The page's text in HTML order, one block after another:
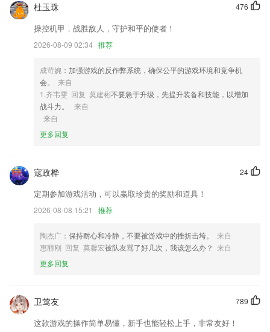
1,查看教材全解资料，发现更多简便的解题方式；
2,通过检测出使手机发热的软件，并建议在不使用的情况下关闭软件，帮
你什么是重要的；
4,题库新:实时更新,2020新规题库
5,全新版本
6,增加老师的评价
富亚综合app软件优势
全面。
2.无论你是初学者还是准备考级的人员，都可以使用
3.各类职业资格考试培训、教育、技能提升用户体验一站式服务。
5.为玩家设置的围棋等级用户，能够通过不断的对弈获胜提升等级
6.简单的线条勾勒出最美的画作。视频展示和图片分步展示，让用户立刻
富亚综合app更新了什么?
大量车辆定位点聚合成实时路况，实时变化的车流颜色即代表了道路的实
时情况；
476
杜玉珠
操控机甲，战胜敌人，守护和平的使者！
2026-08-09 02:34 推荐
成苛婉 ：加强游戏的反作弊系统，确保公平的游戏环境和竞争机
会。
来自
1.齐韦雯 回复 莫建彬不要急于升级，先提升装备和技能，以增加
战斗力。
来自
来自
更多回复
24
寇政桦
定期参加游戏活动，可以赢取珍贵的奖励和道具！
2026-08-08 15:21 推荐
陶杰广 ：保持耐心和冷静，不要被游戏中的挫折击垮。
来自
惠丽刚 回复 莫馨宏被队友骂了好几次，我该怎么办？ 来自
更多回复
789
卫莺友
这款游戏的操作简单易懂，新手也能轻松上手，非常友好！